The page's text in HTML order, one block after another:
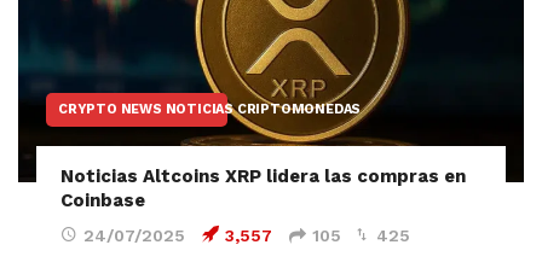
CRYPTO NEWS NOTICIAS CRIPTOMONEDAS
Noticias Altcoins XRP lidera las compras en
Coinbase
24/07/2025 3,557 105 425